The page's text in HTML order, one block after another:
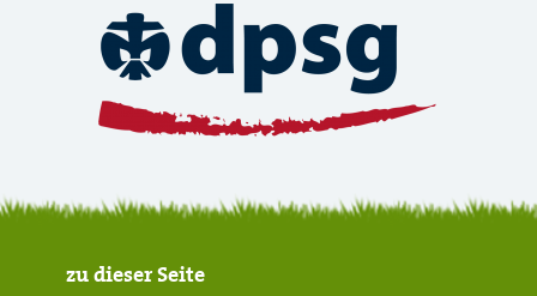
zu dieser Seite